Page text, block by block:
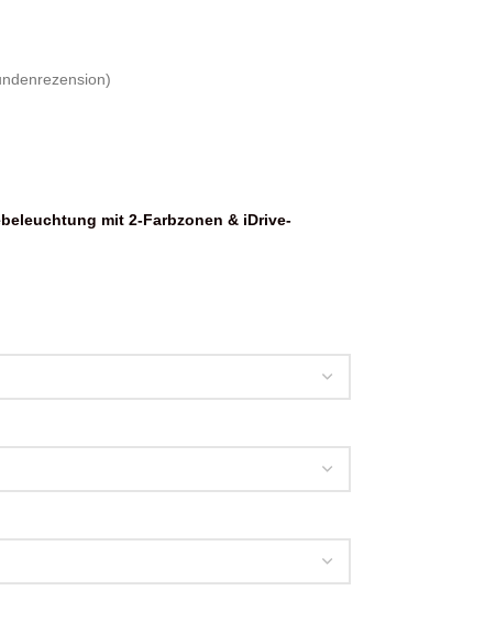
mit 2-Farbzonen & iDrive-